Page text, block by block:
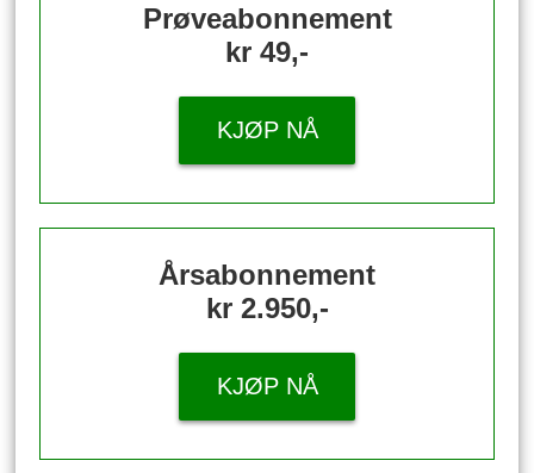
Prøveabonnement
kr 49,-
KJØP NÅ
Årsabonnement
kr 2.950,-
KJØP NÅ